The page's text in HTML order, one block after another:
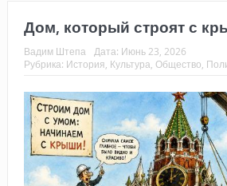
Дом, который строят с
Вадим Штепа Дата: Июнь 23, 2026
Рубрика: История, Культура, Общество,